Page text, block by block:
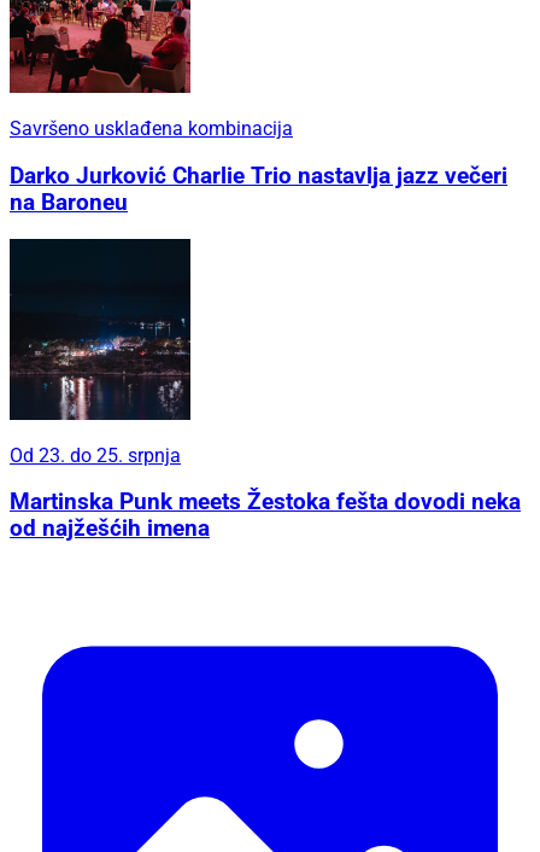
Savršeno usklađena kombinacija
Darko Jurković Charlie Trio nastavlja jazz večeri
na Baroneu
Od 23. do 25. srpnja
Martinska Punk meets Žestoka fešta dovodi neka
od najžešćih imena